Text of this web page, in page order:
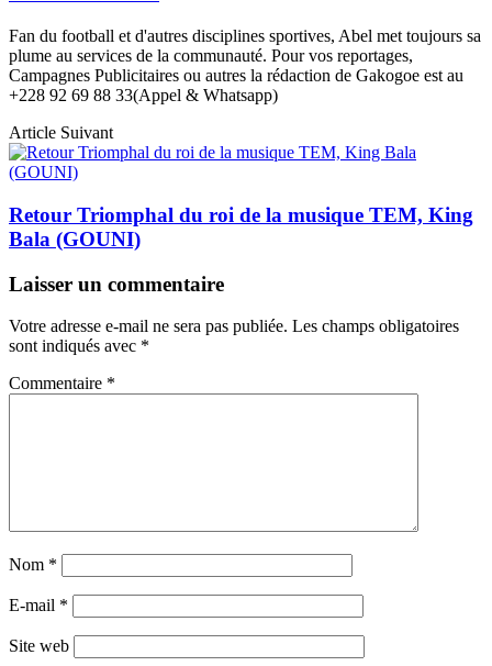
Fan du football et d'autres disciplines sportives, Abel met toujours sa
plume au services de la communauté. Pour vos reportages,
Campagnes Publicitaires ou autres la rédaction de Gakogoe est au
+228 92 69 88 33(Appel & Whatsapp)
Article Suivant
Retour Triomphal du roi de la musique TEM, King
Bala (GOUNI)
Laisser un commentaire
Votre adresse e-mail ne sera pas publiée. Les champs obligatoires
sont indiqués avec *
Commentaire *
Nom *
E-mail *
Site web